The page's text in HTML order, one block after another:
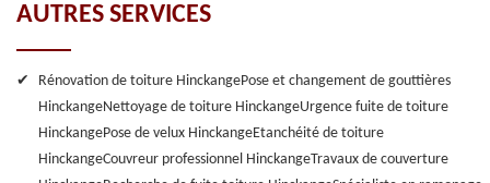
AUTRES SERVICES
Rénovation de toiture HinckangePose et changement de gouttières
HinckangeNettoyage de toiture HinckangeUrgence fuite de toiture
HinckangePose de velux HinckangeEtanchéité de toiture
HinckangeCouvreur professionnel HinckangeTravaux de couverture